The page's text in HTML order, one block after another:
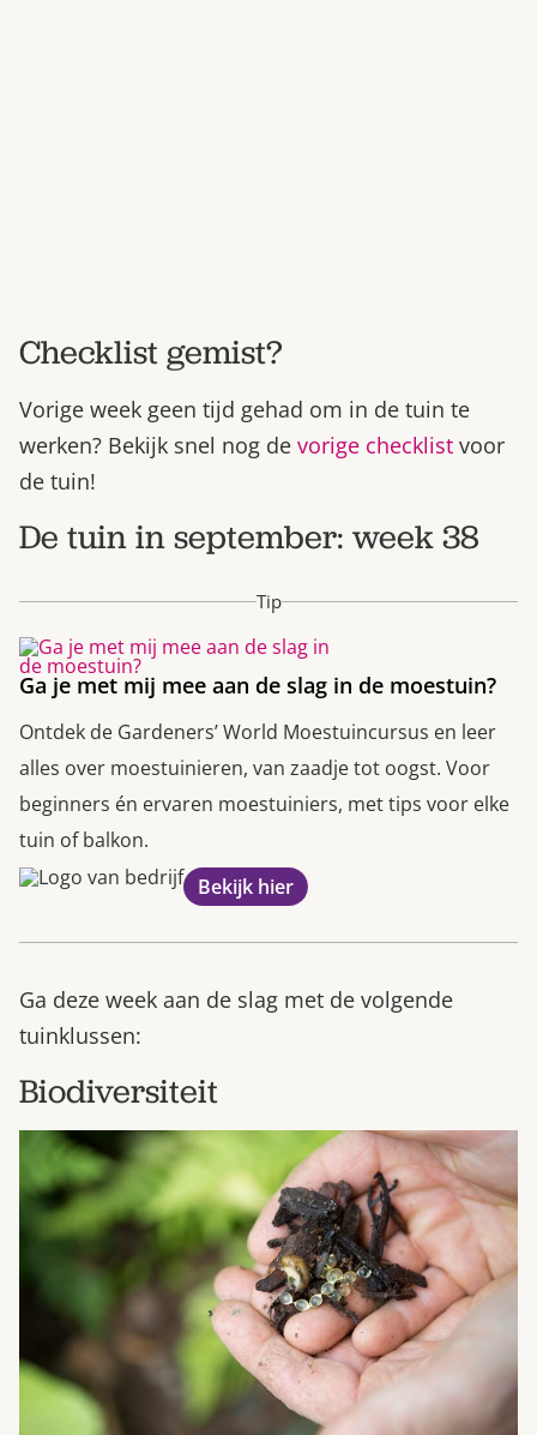
Checklist gemist?
Vorige week geen tijd gehad om in de tuin te
werken? Bekijk snel nog de vorige checklist voor
de tuin!
De tuin in september: week 38
Tip
Ga je met mij mee aan de slag in de moestuin?
Ontdek de Gardeners’ World Moestuincursus en leer
alles over moestuinieren, van zaadje tot oogst. Voor
beginners én ervaren moestuiniers, met tips voor elke
tuin of balkon.
Bekijk hier
Ga deze week aan de slag met de volgende
tuinklussen:
Biodiversiteit